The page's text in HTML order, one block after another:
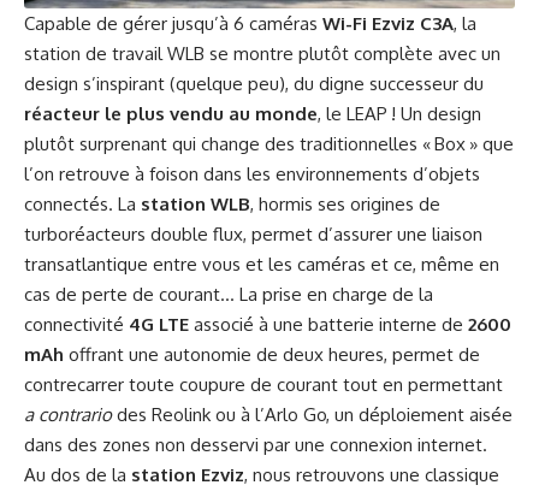
Capable de gérer jusqu’à 6 caméras Wi-Fi Ezviz C3A, la
station de travail WLB se montre plutôt complète avec un
design s’inspirant (quelque peu), du digne successeur du
réacteur le plus vendu au monde, le LEAP ! Un design
plutôt surprenant qui change des traditionnelles « Box » que
l’on retrouve à foison dans les environnements d’objets
connectés. La station WLB, hormis ses origines de
turboréacteurs double flux, permet d’assurer une liaison
transatlantique entre vous et les caméras et ce, même en
cas de perte de courant… La prise en charge de la
connectivité 4G LTE associé à une batterie interne de 2600
mAh offrant une autonomie de deux heures, permet de
contrecarrer toute coupure de courant tout en permettant
a contrariodes Reolink ou à l’Arlo Go, un déploiement aisée
dans des zones non desservi par une connexion internet.
Au dos de la station Ezviz, nous retrouvons une classique